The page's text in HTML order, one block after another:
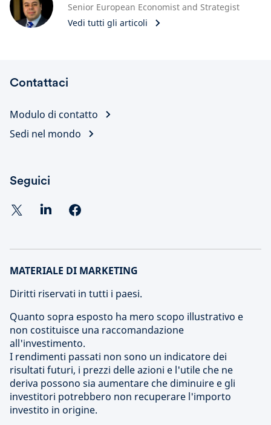
Senior European Economist and Strategist
Vedi tutti gli articoli
Contattaci
Modulo di contatto
Sedi nel mondo
Seguici
MATERIALE DI MARKETING
Diritti riservati in tutti i paesi.
Quanto sopra esposto ha mero scopo illustrativo e
non costituisce una raccomandazione
all'investimento.
I rendimenti passati non sono un indicatore dei
risultati futuri, i prezzi delle azioni e l'utile che ne
deriva possono sia aumentare che diminuire e gli
investitori potrebbero non recuperare l'importo
investito in origine.